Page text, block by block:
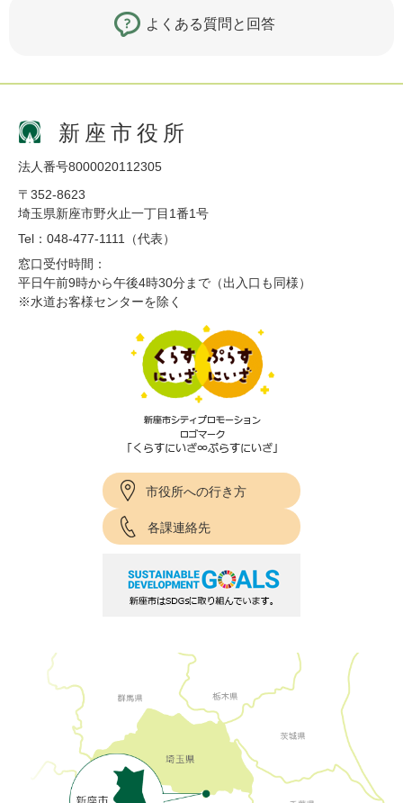
よくある質問と回答
新座市役所
法人番号8000020112305
〒352-8623
埼玉県新座市野火止一丁目1番1号
Tel：048-477-1111（代表）
窓口受付時間：
平日午前9時から午後4時30分まで（出入口も同様）
※水道お客様センターを除く
市役所への行き方
各課連絡先